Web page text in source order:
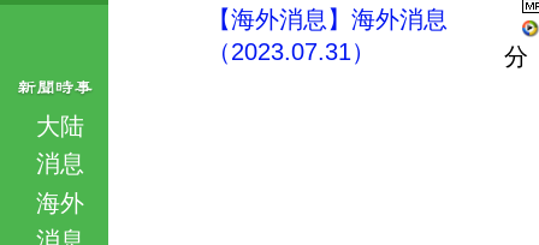
大陆
消息
海外
消息
【海外消息】海外消息
（2023.07.31）
分